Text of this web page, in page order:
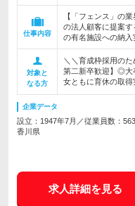
仕事内容
【「フェンス」の
の法人顧客に提案
の有名施設への納入
対象と
なる方
＼＼育成枠採用の
第二新卒歓迎】◎
女ともに育休の取得
企業データ
設立：1947年7月／従業員数：
香川県
求人詳細を見る